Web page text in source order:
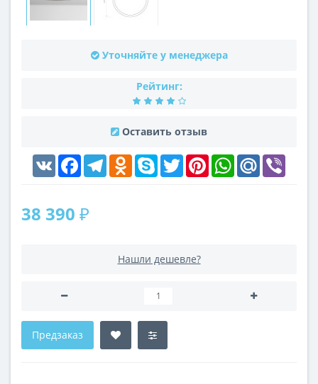
Уточняйте у менеджера
Рейтинг:
Оставить отзыв
VK FacebookTelegramOdnoklassniki
Skype Twitter PinterestWhatsAppMail.Ru
38 390 ₽
Нашли дешевле?
Предзаказ